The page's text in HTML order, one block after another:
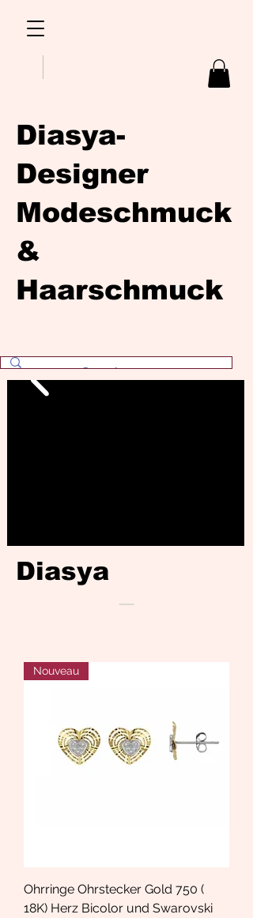
Diasya-
Designer
Modeschmuck
&
Haarschmuck
Diasya
Nouveau
Ohrringe Ohrstecker Gold 750 (
18K) Herz Bicolor und Swarovski